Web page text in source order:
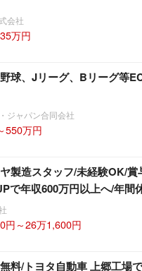
会社
万円
球、Jリーグ、Bリーグ等
ジャパン合同会社
550万円
製造スタッフ/未経験OK/
で年収600万円以上へ/年間
円～26万1,600円
料/トヨタ自動車 上郷工場